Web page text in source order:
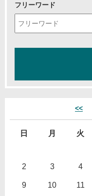
フリーワード
<<
日 月 火
2 3 4
9 10 11